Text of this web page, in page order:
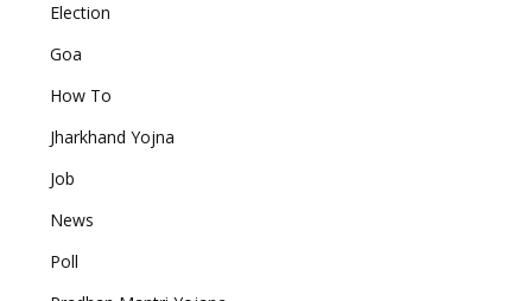
Election
Goa
How To
Jharkhand Yojna
Job
News
Poll